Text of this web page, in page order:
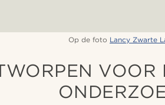
Op de foto Lancy Zwarte
VOOR